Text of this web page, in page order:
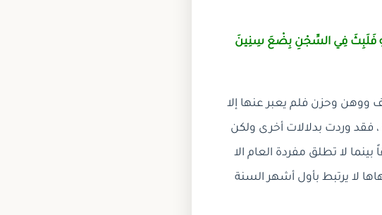
فَلَبِثَ فِي السِّجْنِ بِضْعَ سِنِينَ
ووهن وحزن فلم يعبر عنها إلا
فقد وردت بدلالات أخرى ولكن
لا تطلق مفردة العام الا
لا يرتبط بأول أشهر السنة